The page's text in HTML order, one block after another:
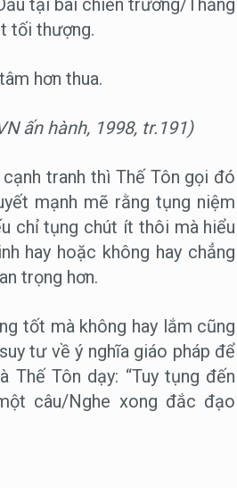
tại bãi chiến trường/Thắng
tối thượng.
hơn thua.
ấn hành, 1998, tr.191)
tranh thì Thế Tôn gọi đó
mạnh mẽ rằng tụng niệm
chỉ tụng chút ít thôi mà hiểu
hay hoặc không hay chẳng
trọng hơn.
tốt mà không hay lắm cũng
tư về ý nghĩa giáo pháp để
Thế Tôn dạy: “Tuy tụng đến
câu/Nghe xong đắc đạo